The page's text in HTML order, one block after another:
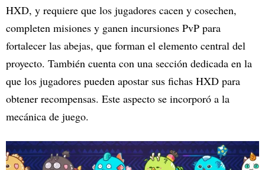
HXD, y requiere que los jugadores cacen y cosechen,
completen misiones y ganen incursiones PvP para
fortalecer las abejas, que forman el elemento central del
proyecto. También cuenta con una sección dedicada en la
que los jugadores pueden apostar sus fichas HXD para
obtener recompensas. Este aspecto se incorporó a la
mecánica de juego.